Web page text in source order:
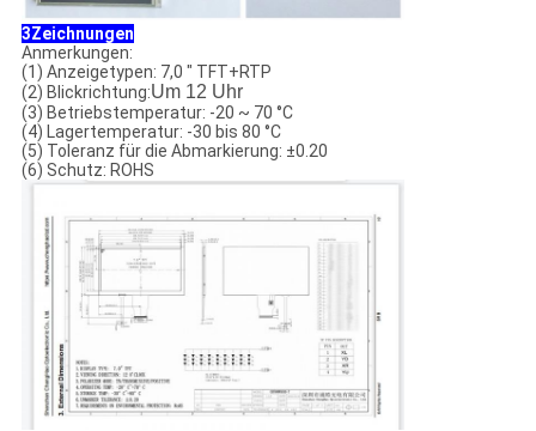
3Zeichnungen
Anmerkungen:
(1) Anzeigetypen: 7,0 " TFT+RTP
(2) Blickrichtung:Um 12 Uhr
(3) Betriebstemperatur: -20 ~ 70 °C
(4) Lagertemperatur: -30 bis 80 °C
(5) Toleranz für die Abmarkierung: ±0.20
(6) Schutz: ROHS